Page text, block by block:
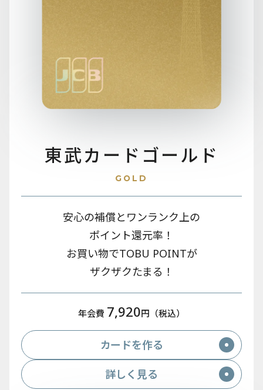
東武カード ゴールド
GOLD
安心の補償とワンランク上の
ポイント還元率！
お買い物でTOBU POINTが
ザクザクたまる！
年会費 7,920円（税込）
カードを作る
詳しく見る